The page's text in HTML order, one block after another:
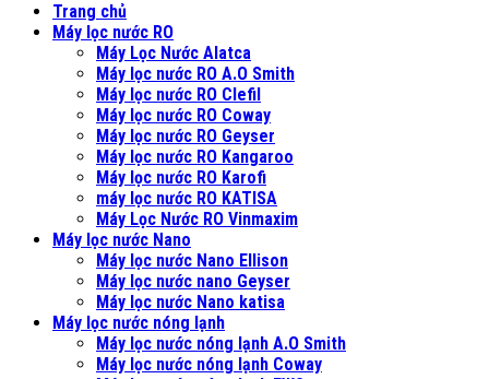
Trang chủ
Máy lọc nước RO
Máy Lọc Nước Alatca
Máy lọc nước RO A.O Smith
Máy lọc nước RO Clefil
Máy lọc nước RO Coway
Máy lọc nước RO Geyser
Máy lọc nước RO Kangaroo
Máy lọc nước RO Karofi
máy lọc nước RO KATISA
Máy Lọc Nước RO Vinmaxim
Máy lọc nước Nano
Máy lọc nước Nano Ellison
Máy lọc nước nano Geyser
Máy lọc nước Nano katisa
Máy lọc nước nóng lạnh
Máy lọc nước nóng lạnh A.O Smith
Máy lọc nước nóng lạnh Coway